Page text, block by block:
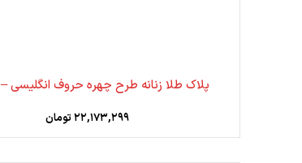
پلاک طلا زنانه طرح چهره حروف انگلیسی – 1.00, T
۲۲,۱۷۳,۲۹۹تومان